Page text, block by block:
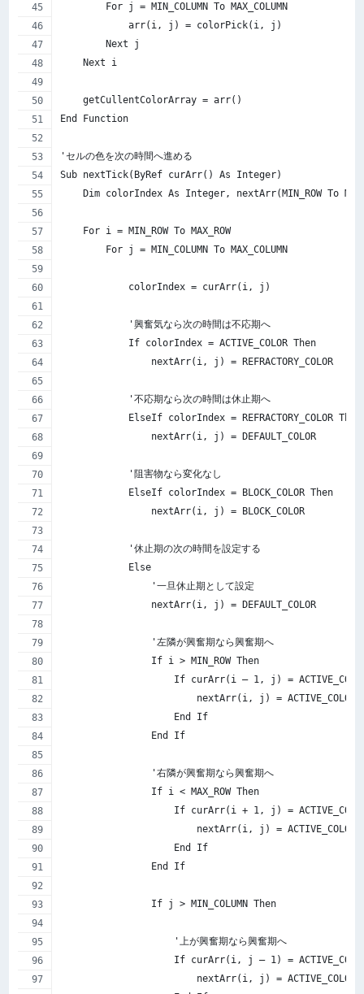
        For j = MIN_COLUMN To MAX_COLUMN
            arr(i, j) = colorPick(i, j)
        Next j
    Next i
    getCullentColorArray = arr()
End Function
'セルの色を次の時間へ進める
Sub nextTick(ByRef curArr() As Integer)
Dim colorIndex As Integer, nextArr(MIN_ROW To
    For i = MIN_ROW To MAX_ROW
        For j = MIN_COLUMN To MAX_COLUMN
            colorIndex = curArr(i, j)
            '興奮気なら次の時間は不応期へ
            If colorIndex = ACTIVE_COLOR Then
                nextArr(i, j) = REFRACTORY_COLOR
            '不応期なら次の時間は休止期へ
            ElseIf colorIndex = REFRACTORY_COLOR Then
                nextArr(i, j) = DEFAULT_COLOR
            '阻害物なら変化なし
            ElseIf colorIndex = BLOCK_COLOR Then
                nextArr(i, j) = BLOCK_COLOR
            '休止期の次の時間を設定する
            Else
                '一旦休止期として設定
                nextArr(i, j) = DEFAULT_COLOR
                '左隣が興奮期なら興奮期へ
                If i > MIN_ROW Then
If curArr(i – 1, j) =
                        nextArr(i, j) = ACTIVE_COLOR
                    End If
                End If
                '右隣が興奮期なら興奮期へ
                If i < MAX_ROW Then
If curArr(i + 1, j) =
                        nextArr(i, j) = ACTIVE_COLOR
                    End If
                End If
                If j > MIN_COLUMN Then
                    '上が興奮期なら興奮期へ
If curArr(i, j – 1) =
                        nextArr(i, j) = ACTIVE_COLOR